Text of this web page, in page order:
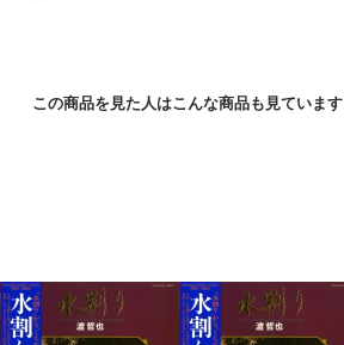
この商品を見た人はこんな商品も見ています